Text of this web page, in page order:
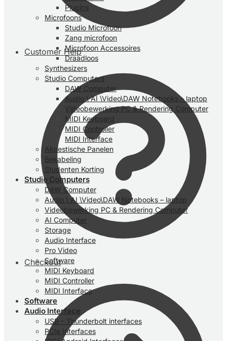
Customer Help
Checkout
Plugins
Microfoons
Studio Microfoon
Zang microfoon
Microfoon Accessoires
Draadloos
Synthesizers
Studio Computers
DAW Computer
Audio \ AI \Video\DAW Notebooks – laptop
Videobewerking PC & Rendering Computer
MIDI Keyboard
MIDI Controller
MIDI Interface
Akoestische Panelen
Bekabeling
Studenten Korting
Studio Computers
DAW Computer
Audio \ AI \Video\DAW Notebooks – laptop
Videobewerking PC & Rendering Computer
AI Computer
Storage
Audio Interface
Pro Video
Software
MIDI Keyboard
MIDI Controller
MIDI Interface
Software
Audio Interface
USB – Thunderbolt interfaces
PCIe Interfaces